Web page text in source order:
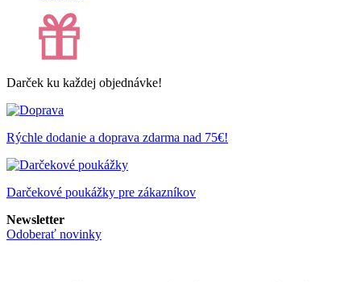
Darček ku každej objednávke!
Rýchle dodanie a doprava zdarma nad 75€!
Darčekové poukážky pre zákazníkov
Newsletter
Odoberať novinky